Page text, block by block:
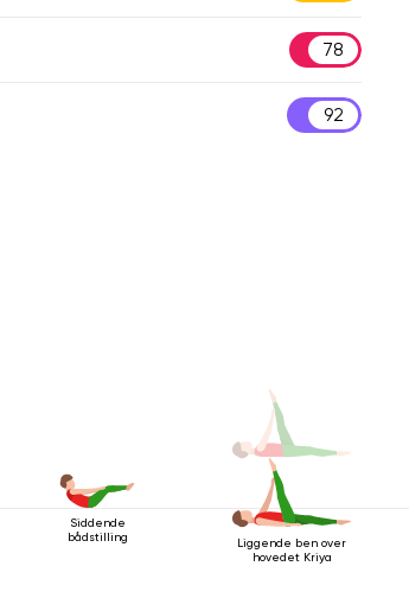
78
92
Siddende
bådstilling
Liggende ben over
hovedet Kriya